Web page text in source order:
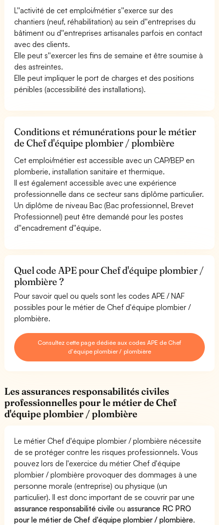
L''activité de cet emploi/métier s''exerce sur des
chantiers (neuf, réhabilitation) au sein d''entreprises du
bâtiment ou d''entreprises artisanales parfois en contact
avec des clients.
Elle peut s''exercer les fins de semaine et être soumise à
des astreintes.
Elle peut impliquer le port de charges et des positions
pénibles (accessibilité des installations).
Conditions et rémunérations pour le métier
de Chef d'équipe plombier / plombière
Cet emploi/métier est accessible avec un CAP/BEP en
plomberie, installation sanitaire et thermique.
Il est également accessible avec une expérience
professionnelle dans ce secteur sans diplôme particulier.
Un diplôme de niveau Bac (Bac professionnel, Brevet
Professionnel) peut être demandé pour les postes
d''encadrement d''équipe.
Quel code APE pour Chef d'équipe plombier /
plombière ?
Pour savoir quel ou quels sont les codes APE / NAF
possibles pour le métier de Chef d'équipe plombier /
plombière.
Consultez cette page dédiée aux codes APE de Chef
d'équipe plombier / plombière
Les assurances responsabilités civiles
professionnelles pour le métier de Chef
d'équipe plombier / plombière
Le métier Chef d'équipe plombier / plombière nécessite
de se protéger contre les risques professionnels. Vous
pouvez lors de l'exercice du métier Chef d'équipe
plombier / plombière provoquer des dommages à une
personne morale (entreprise) ou physique (un
particulier). Il est donc important de se couvrir par une
assurance responsabilité civile ouassurance RC PRO
pour le métier de Chef d'équipe plombier / plombière.